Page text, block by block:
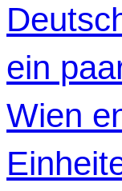
ein
Wien